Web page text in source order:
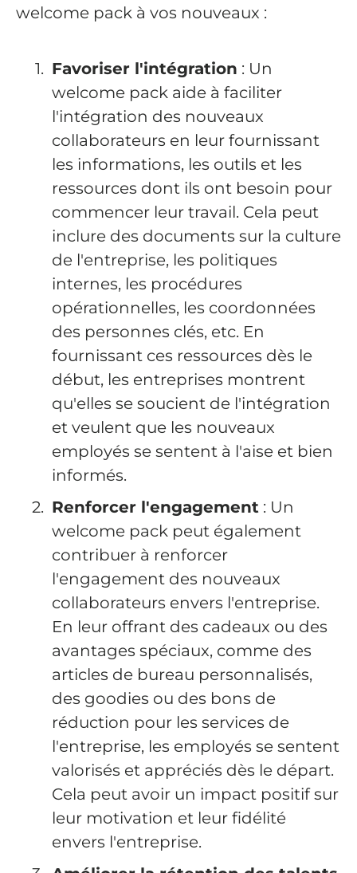
welcome pack à vos nouveaux :
Favoriser l'intégration : Un
welcome pack aide à faciliter
l'intégration des nouveaux
collaborateurs en leur fournissant
les informations, les outils et les
ressources dont ils ont besoin pour
commencer leur travail. Cela peut
inclure des documents sur la culture
de l'entreprise, les politiques
internes, les procédures
opérationnelles, les coordonnées
des personnes clés, etc. En
fournissant ces ressources dès le
début, les entreprises montrent
qu'elles se soucient de l'intégration
et veulent que les nouveaux
employés se sentent à l'aise et bien
informés.
Renforcer l'engagement : Un
welcome pack peut également
contribuer à renforcer
l'engagement des nouveaux
collaborateurs envers l'entreprise.
En leur offrant des cadeaux ou des
avantages spéciaux, comme des
articles de bureau personnalisés,
des goodies ou des bons de
réduction pour les services de
l'entreprise, les employés se sentent
valorisés et appréciés dès le départ.
Cela peut avoir un impact positif sur
leur motivation et leur fidélité
envers l'entreprise.